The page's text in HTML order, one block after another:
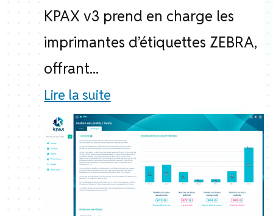
KPAX v3 prend en charge les
imprimantes d’étiquettes ZEBRA,
offrant...
Lire la suite